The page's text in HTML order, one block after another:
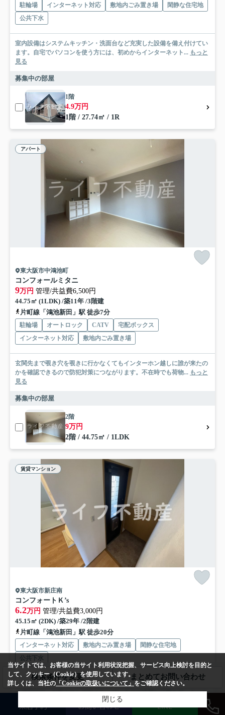
駐輪場 インターネット対応 敷地内ごみ置き場
閑静な住宅地
公共下水
室内設備はシステムキッチン・洗面台など充実した設備を備え付けてい
ます。自宅でパソコンを使う方には、初めからインターネット... もっと
見る
募集中の部屋
1階
4.9万円
1階 / 27.74㎡ / 1R
アパート
東大阪市中鴻池町
コンフォールミタニ
9万円 管理/共益費6,500円
44.75㎡ (1LDK) /築11年 /3階建
片町線「鴻池新田」駅 徒歩7分
駐輪場 オートロック CATV
宅配ボックス
インターネット対応
敷地内ごみ置き場
玄関先まで覗き穴を覗きに行かなくてもインターホン越しに誰が来たの
かを確認できるので防犯対策につながります。不在時でも荷物... もっと
見る
募集中の部屋
2階
9万円
2階 / 44.75㎡ / 1LDK
賃貸マンション
東大阪市新庄南
コンフォートＫ’s
6.2万円 管理/共益費3,000円
45.15㎡ (2DK) /築29年 /2階建
片町線「鴻池新田」駅 徒歩20分
インターネット対応 敷地内ごみ置き場
閑静な住宅地
公共下水
収納はクロゼット・押入など豊富なので、衣類や履き物の整理がしやす
く便利です。お手入れしやすくなっているので綺麗な状態を保...もっと
検索条件を変更 まとめてお問い合わせ
来店予約 お問い合わせ LINE
当サイトでは、お客様の当サイト利用状況把握、サービス向上検討を目的と
して、クッキー（Cookie）を使用しています。
詳しくは、当社の 「Cookieの取扱いについて」 をご確認ください。
閉じる